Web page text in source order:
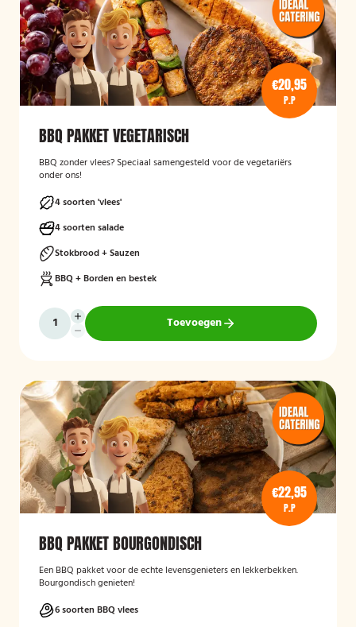
€20,95
P.P
BBQ PAKKET VEGETARISCH
BBQ zonder vlees? Speciaal samengesteld voor de vegetariërs
onder ons!
4 soorten 'vlees'
4 soorten salade
Stokbrood + Sauzen
BBQ + Borden en bestek
Toevoegen
€22,95
P.P
BBQ PAKKET BOURGONDISCH
Een BBQ pakket voor de echte levensgenieters en lekkerbekken.
Bourgondisch genieten!
6 soorten BBQ vlees